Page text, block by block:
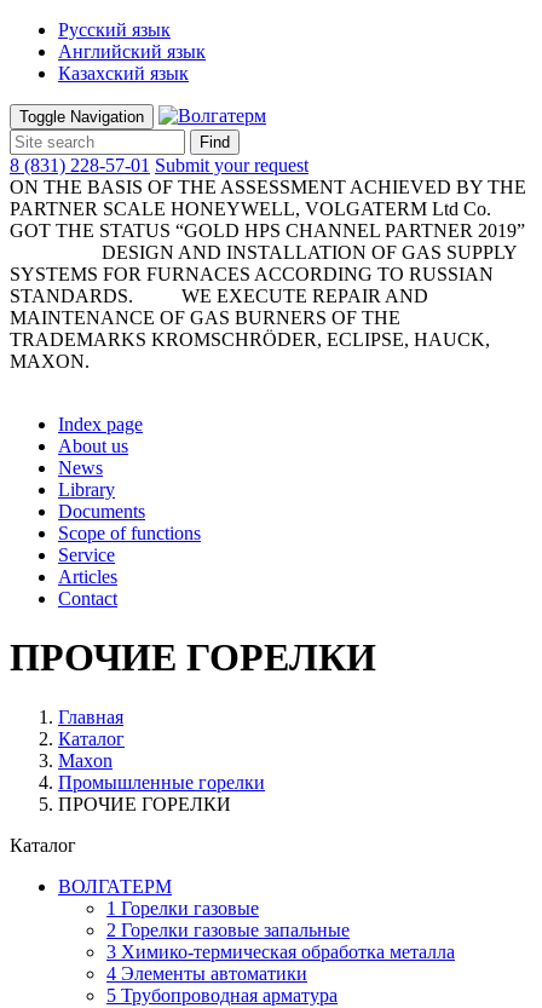
Русский язык
Английский язык
Казахский язык
Toggle Navigation
Find
8 (831) 228-57-01 Submit your request
ON THE BASIS OF THE ASSESSMENT ACHIEVED BY THE
PARTNER SCALE HONEYWELL, VOLGATERM Ltd Co.
GOT THE STATUS “GOLD HPS CHANNEL PARTNER 2019”
DESIGN AND INSTALLATION OF GAS SUPPLY
SYSTEMS FOR FURNACES ACCORDING TO RUSSIAN
STANDARDS. WE EXECUTE REPAIR AND
MAINTENANCE OF GAS BURNERS OF THE
TRADEMARKS KROMSCHRÖDER, ECLIPSE, HAUCK,
MAXON.
Index page
About us
News
Library
Documents
Scope of functions
Service
Articles
Contact
ПРОЧИЕ ГОРЕЛКИ
Главная
Каталог
Maxon
Промышленные горелки
ПРОЧИЕ ГОРЕЛКИ
Каталог
ВОЛГАТЕРМ
1 Горелки газовые
2 Горелки газовые запальные
3 Химико-термическая обработка металла
4 Элементы автоматики
5 Трубопроводная арматура